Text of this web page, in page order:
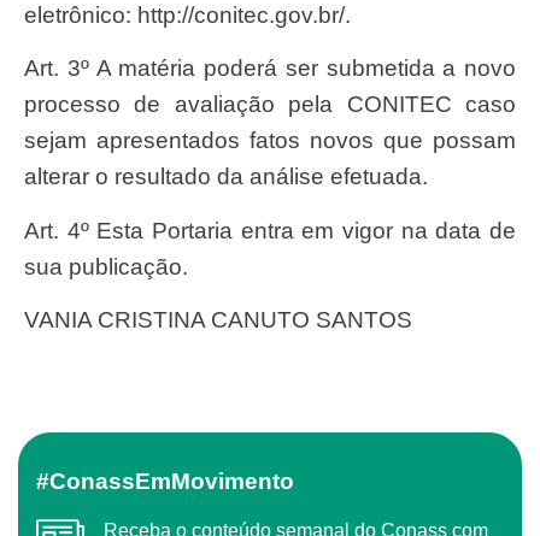
eletrônico: http://conitec.gov.br/.
Art. 3º A matéria poderá ser submetida a novo
processo de avaliação pela CONITEC caso
sejam apresentados fatos novos que possam
alterar o resultado da análise efetuada.
Art. 4º Esta Portaria entra em vigor na data de
sua publicação.
VANIA CRISTINA CANUTO SANTOS
#ConassEmMovimento
Receba o conteúdo semanal do Conass com